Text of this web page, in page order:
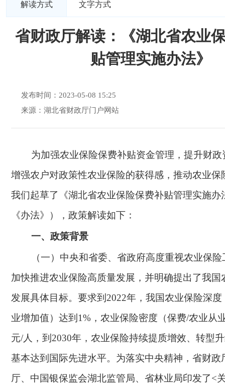
解读方式 文字方式
省财政厅解读：《湖北省农业
贴管理实施办法》
发布时间：2023-05-08 15:25
来源：湖北省财政厅门户网站
为加强农业保险保费补贴资金管理，提升财
增强农户对政策性农业保险的获得感，推动农业保
我们起草了《湖北省农业保险保费补贴管理实施办
《办法》），政策解读如下：
一、政策背景
（一）中央和省委、省政府高度重视农业保
加快推进农业保险高质量发展，并明确提出了我国
发展具体目标。要求到 2022年，我国农业保险深
业增加值）达到1%，农业保险密度（保费/农业从
元/人，到2030年，农业保险持续提质增效、转型
基本达到国际先进水平。为落实中央精神，省财政
厅、中国银保监会湖北监管局、省林业局印发了<